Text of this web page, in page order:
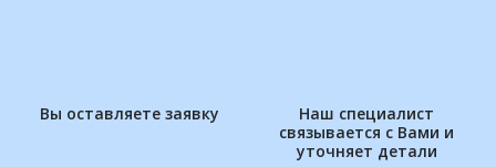
Вы оставляете заявку
Наш специалист
связывается с Вами и
уточняет детали